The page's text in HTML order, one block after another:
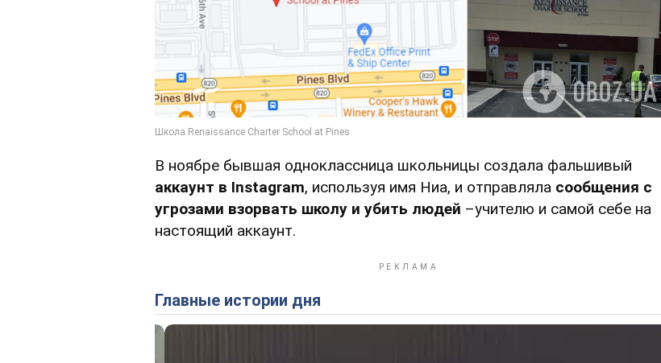
В ноябре бывшая одноклассница школьницы создала фальшивый
аккаунт в Instagram, используя имя Ниа, и отправляла сообщения с
угрозами взорвать школу и убить людей –учителю и самой себе на
настоящий аккаунт.
Главные истории дня